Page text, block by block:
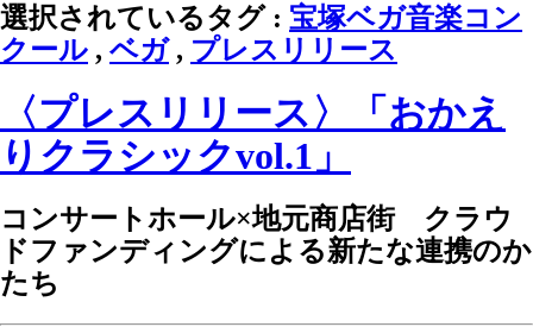
選択されているタグ : 宝塚ベガ音楽コン
クール , ベガ, プレスリリース
〈プレスリリース〉「おかえ
りクラシックvol.1」
コンサートホール×地元商店街 クラウ
ドファンディングによる新たな連携のか
たち